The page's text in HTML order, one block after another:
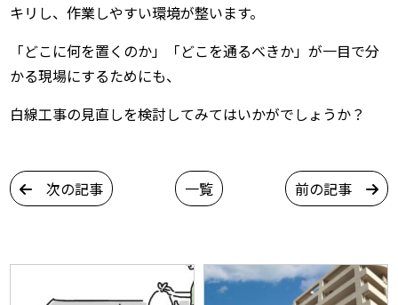
キリし、作業しやすい環境が整います。
「どこに何を置くのか」「どこを通るべきか」が一目で分
かる現場にするためにも、
白線工事の見直しを検討してみてはいかがでしょうか？
次の記事 一覧 前の記事